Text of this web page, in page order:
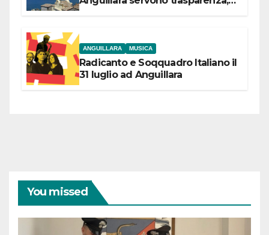
ANGUILLARA MUSICA
Radicanto e Soqquadro Italiano il
31 luglio ad Anguillara
You missed